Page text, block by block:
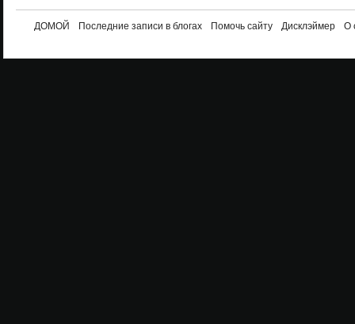
ДОМОЙ Последние записи в блогах Помочь сайту Дисклэймер О